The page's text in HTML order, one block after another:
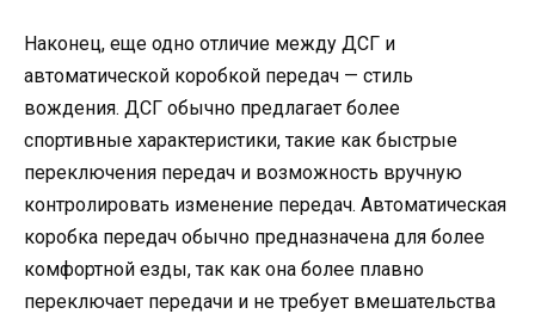
Наконец, еще одно отличие между ДСГ и
автоматической коробкой передач — стиль
вождения. ДСГ обычно предлагает более
спортивные характеристики, такие как быстрые
переключения передач и возможность вручную
контролировать изменение передач. Автоматическая
коробка передач обычно предназначена для более
комфортной езды, так как она более плавно
переключает передачи и не требует вмешательства